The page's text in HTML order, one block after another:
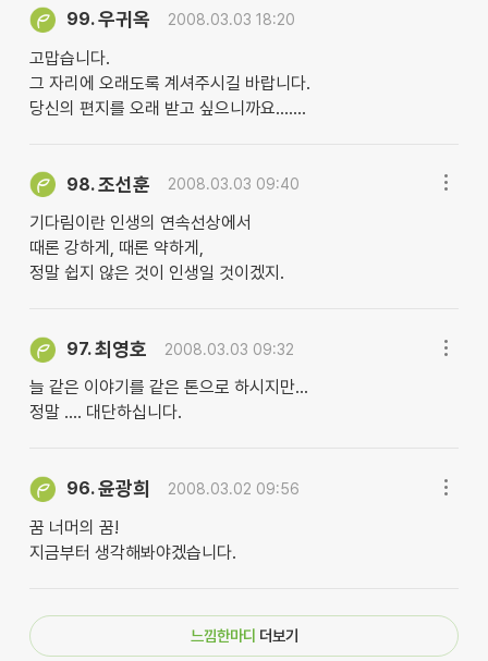
99.우귀옥 2008.03.03 18:20
고맙습니다.
그 자리에 오래도록 계셔주시길 바랍니다.
당신의 편지를 오래 받고 싶으니까요.......
98.조선훈 2008.03.03 09:40
기다림이란 인생의 연속선상에서
때론 강하게, 때론 약하게,
정말 쉽지 않은 것이 인생일 것이겠지.
97.최영호 2008.03.03 09:32
늘 같은 이야기를 같은 톤으로 하시지만...
정말 .... 대단하십니다.
96.윤광희 2008.03.02 09:56
꿈 너머의 꿈!
지금부터 생각해봐야겠습니다.
느낌한마디 더보기